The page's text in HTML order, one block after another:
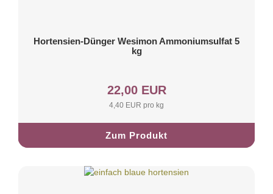
Hortensien-Dünger Wesimon Ammoniumsulfat 5
kg
22,00 EUR
4,40 EUR pro kg
Zum Produkt